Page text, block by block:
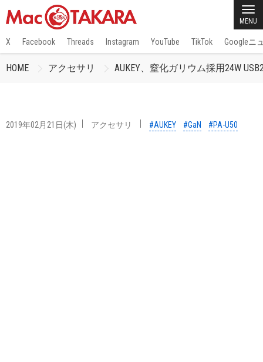
MENU
X Facebook Threads Instagram YouTube TikTok Googleニ
HOME アクセサリ AUKEY、窒化ガリウム採用24W
2019年02月21日(木) アクセサリ #AUKEY #GaN #PA-U50